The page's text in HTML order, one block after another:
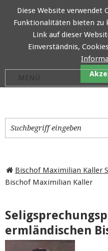
Bischof Maximilian Kaller
Bischof Maximilian Kaller
ermländischen
Diese Website verwendet
Funktionalitäten bieten zu
Link auf dieser
Einverständnis,